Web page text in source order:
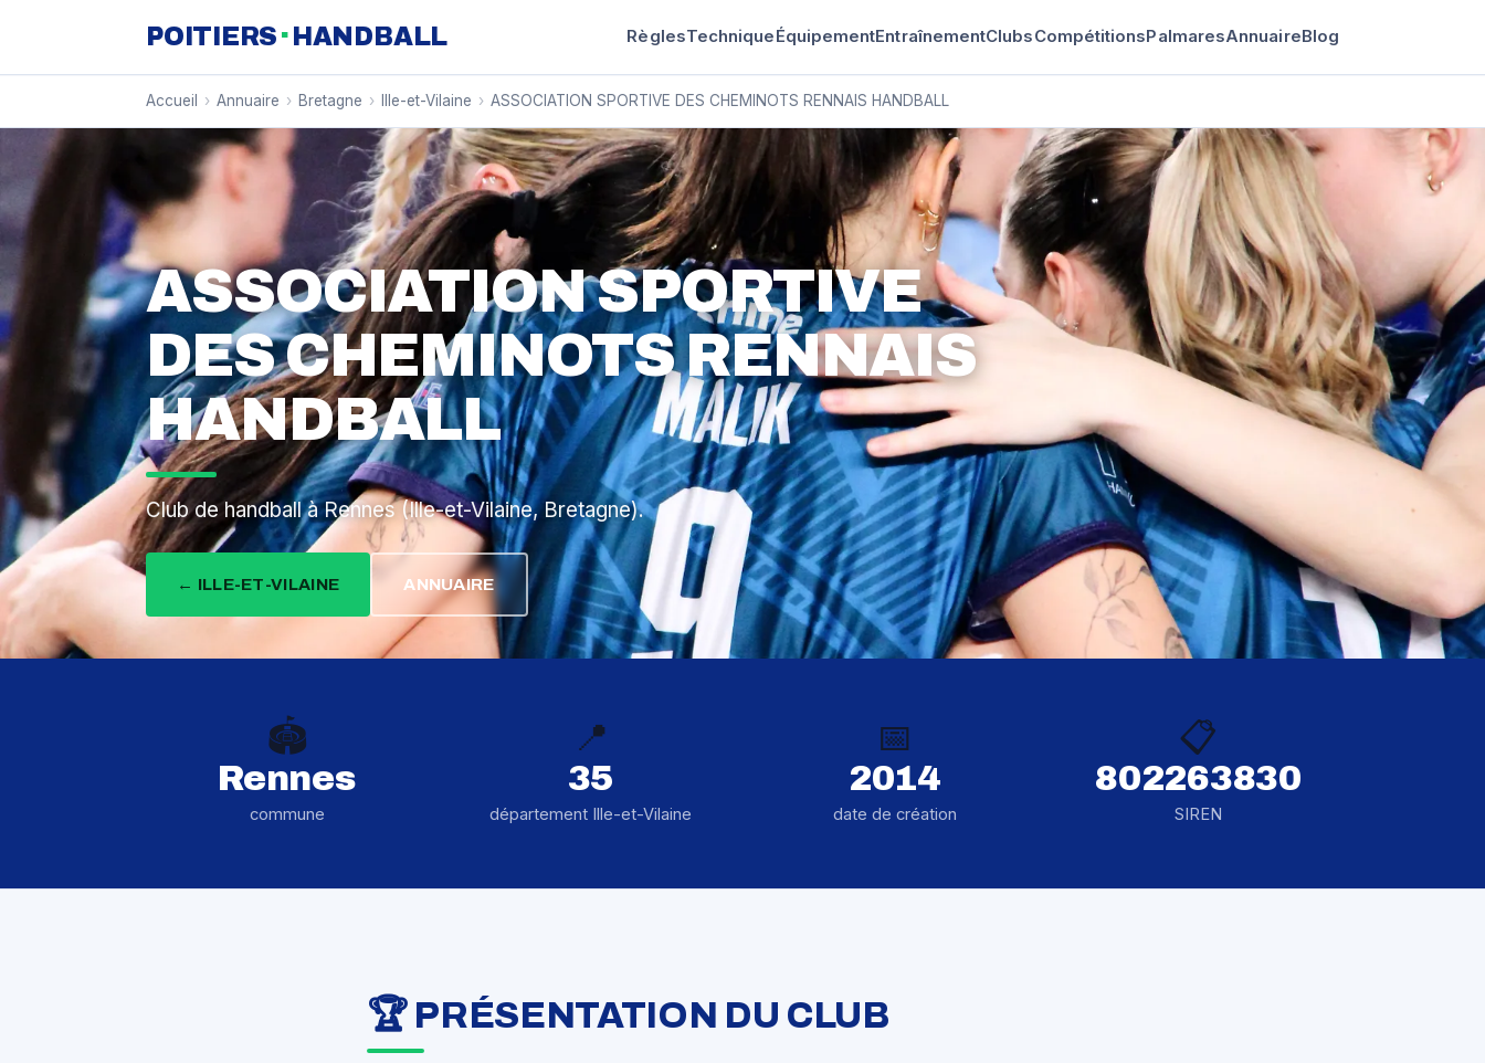
POITIERS · HANDBALL RèglesTechniqueÉquipementEntraînementClubsCompétitionsPalmaresAnnuaireBlog
Accueil › Annuaire › Bretagne › Ille-et-Vilaine › ASSOCIATION SPORTIVE DES CHEMINOTS RENNAIS HANDBALL
ASSOCIATION SPORTIVE
DES CHEMINOTS RENNAIS
HANDBALL
Club de handball à Rennes (Ille-et-Vilaine, Bretagne).
← ILLE-ET-VILAINE ANNUAIRE
🏟️
Rennes
commune
📍
35
département Ille-et-Vilaine
📅
2014
date de création
📋
802263830
SIREN
🏆 PRÉSENTATION DU CLUB